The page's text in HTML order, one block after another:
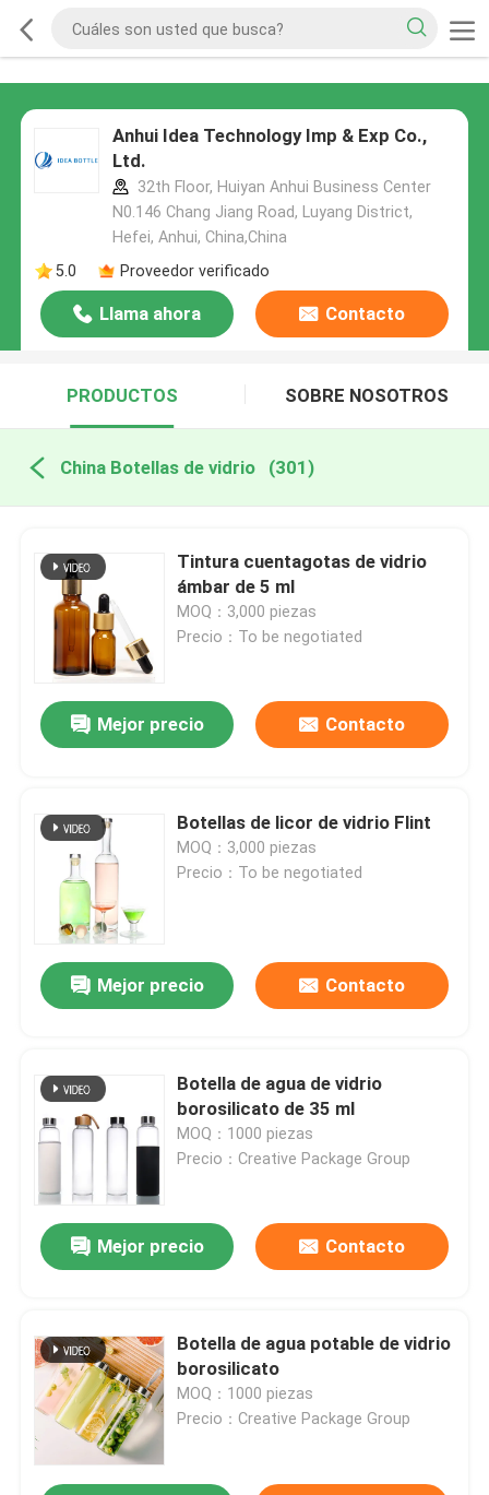
Anhui Idea Technology Imp & Exp Co.,
Ltd.
32th Floor, Huiyan Anhui Business Center
N0.146 Chang Jiang Road, Luyang District,
Hefei, Anhui, China,China
5.0
Proveedor verificado
Llama ahora Contacto
PRODUCTOS SOBRE NOSOTROS
China Botellas de vidrio (301)
Tintura cuentagotas de vidrio
ámbar de 5 ml
MOQ：3,000 piezas
Precio：To be negotiated
Mejor precio Contacto
Botellas de licor de vidrio Flint
MOQ：3,000 piezas
Precio：To be negotiated
Mejor precio Contacto
Botella de agua de vidrio
borosilicato de 35 ml
MOQ：1000 piezas
Precio：Creative Package Group
Mejor precio Contacto
Botella de agua potable de vidrio
borosilicato
MOQ：1000 piezas
Precio：Creative Package Group